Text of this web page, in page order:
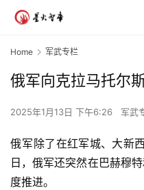
Home 军武专栏
俄军向克拉马托尔
2025年1月13日 下午6:26 军武
俄军 除了在红军城、大新
日，俄军还突然在巴赫穆
度推进。